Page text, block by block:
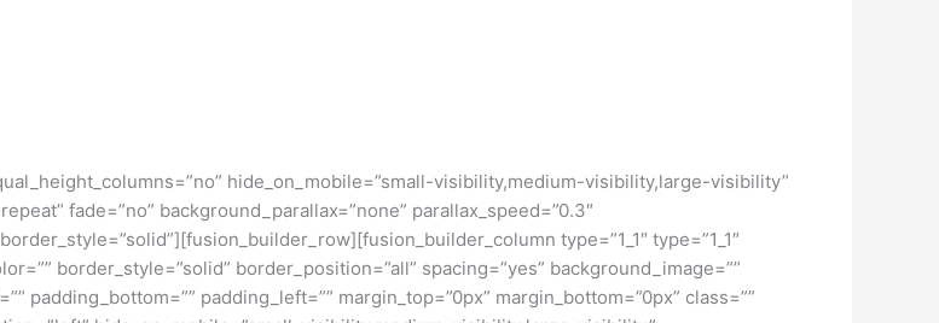
hide_on_mobile=”small-visibility,medium-visibility,large-visibility”
fade=”no” background_parallax=”none” parallax_speed=”0.3″
type=”1_1″ type=”1_1″
border_style=”solid” border_position=”all” spacing=”yes” background_image=””
padding_bottom=”” padding_left=”” margin_top=”0px” margin_bottom=”0px” class=””